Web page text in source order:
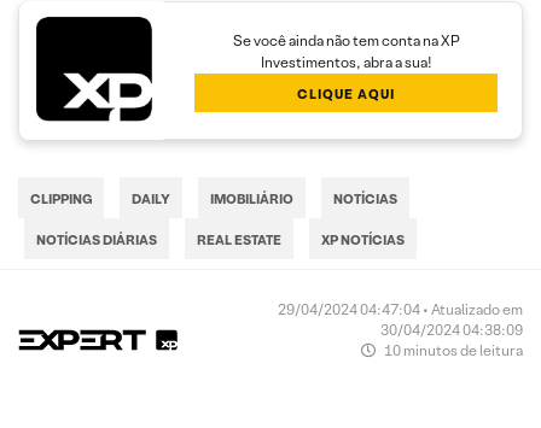
Se você ainda não tem conta na XP
Investimentos, abra a sua!
CLIQUE AQUI
CLIPPING DAILY IMOBILIÁRIO NOTÍCIAS
NOTÍCIAS DIÁRIAS REAL ESTATE XP NOTÍCIAS
29/04/2024 04:47:04 • Atualizado em
30/04/2024 04:38:09
10 minutos de leitura